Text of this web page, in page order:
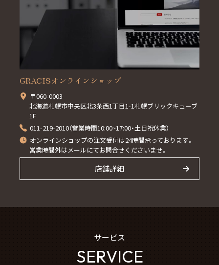
GRACISオンラインショップ
〒060-0003
北海道札幌市中央区北3条西1丁目1-1札幌ブリックキューブ
1F
011-219-2010（営業時間10:00~17:00・土日祝休業）
オンラインショップの注文受付は24時間承っております。
営業時間外はメールにてお問合せくださいませ。
店舗詳細
サービス
SERVICE